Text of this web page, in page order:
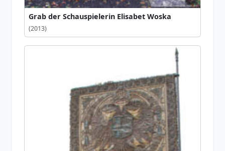
Grab der Schauspielerin Elisabet Woska
(2013)